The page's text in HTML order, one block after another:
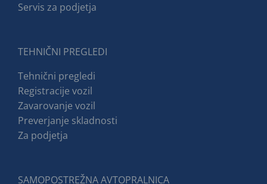
Servis za podjetja
TEHNIČNI PREGLEDI
Tehnični pregledi
Registracije vozil
Zavarovanje vozil
Preverjanje skladnosti
Za podjetja
SAMOPOSTREŽNA AVTOPRALNICA